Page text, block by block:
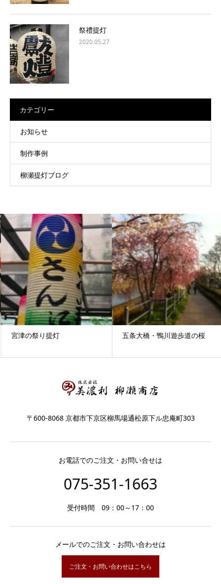
祭禮提灯
2020.05.27
カテゴリー
お知らせ
制作事例
柳瀬提灯ブログ
宮津の祭り提灯 五条大橋・鴨川遊歩道の桜
〒600-8068 京都市下京区柳馬場通松原下ル忠庵町303
お電話でのご注文・お問い合せは
075-351-1663
受付時間 09：00～17：00
メールでのご注文・お問い合わせは
ご注文・お問い合わせはこちら